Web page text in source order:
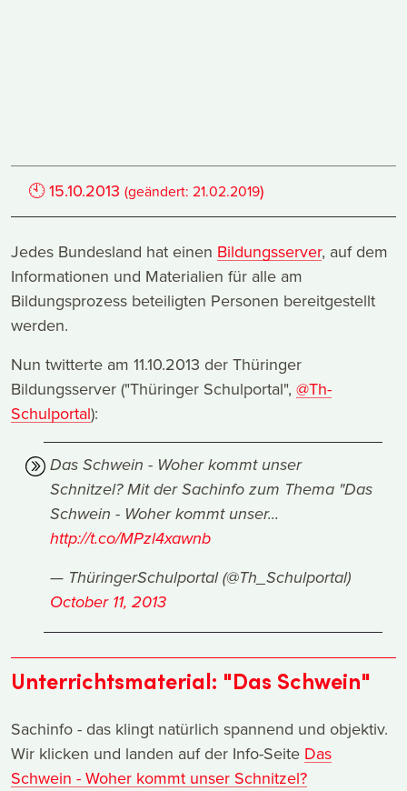
🕙15.10.2013 (geändert:21.02.2019)
Jedes Bundesland hat einen Bildungsserver, auf dem
Informationen und Materialien für alle am
Bildungsprozess beteiligten Personen bereitgestellt
werden.
Nun twitterte am 11.10.2013 der Thüringer
Bildungsserver ("Thüringer Schulportal", @Th-
Schulportal):
Das Schwein - Woher kommt unser
Schnitzel? Mit der Sachinfo zum Thema "Das
Schwein - Woher kommt unser...
http://t.co/MPzl4xawnb
— ThüringerSchulportal (@Th_Schulportal)
October 11, 2013
Unterrichtsmaterial: "Das Schwein"
Sachinfo - das klingt natürlich spannend und objektiv.
Wir klicken und landen auf der Info-Seite Das
Schwein - Woher kommt unser Schnitzel?